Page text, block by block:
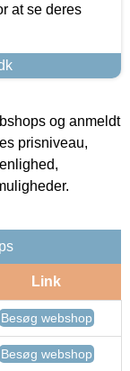
at se deres
og anmeldt
prisniveau,
Link
Besøg webshop
Besøg webshop